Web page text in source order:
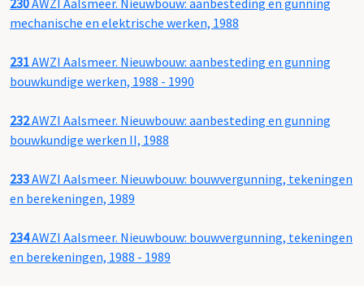
mechanische en elektrische werken, 1988
231AWZI Aalsmeer. Nieuwbouw: aanbesteding en gunning
bouwkundige werken, 1988 - 1990
232AWZI Aalsmeer. Nieuwbouw: aanbesteding en gunning
bouwkundige werken II, 1988
233AWZI Aalsmeer. Nieuwbouw: bouwvergunning, tekeningen
en berekeningen, 1989
234AWZI Aalsmeer. Nieuwbouw: bouwvergunning, tekeningen
en berekeningen, 1988 - 1989